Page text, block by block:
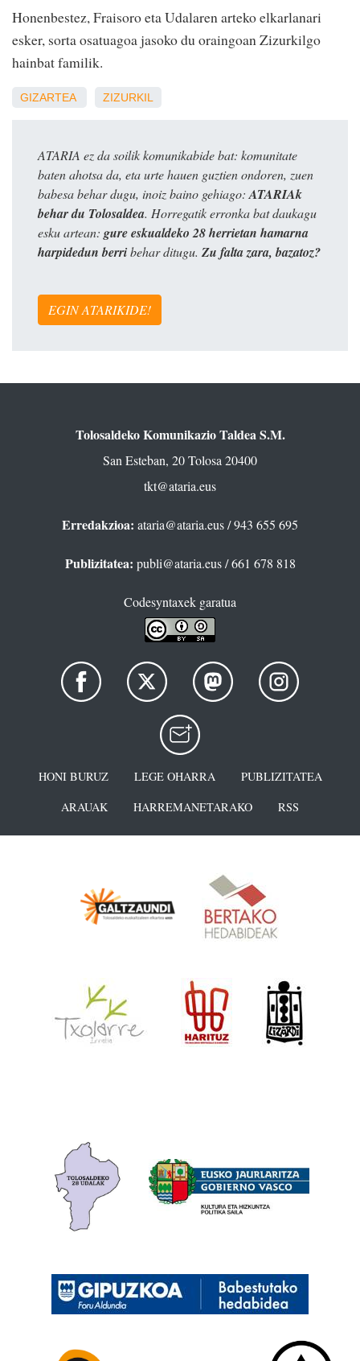
Honenbestez, Fraisoro eta Udalaren arteko elkarlanari
esker, sorta osatuagoa jasoko du oraingoan Zizurkilgo
hainbat familik.
GIZARTEA ZIZURKIL
ATARIA ez da soilik komunikabide bat: komunitate
baten ahotsa da, eta urte hauen guztien ondoren, zuen
babesa behar dugu, inoiz baino gehiago: ATARIAk
behar du Tolosaldea. Horregatik erronka bat daukagu
esku artean: gure eskualdeko 28 herrietan hamarna
harpidedun berribehar ditugu. Zu falta zara, bazatoz?
EGIN ATARIKIDE!
Tolosaldeko Komunikazio Taldea S.M.
San Esteban, 20 Tolosa 20400
tkt@ataria.eus
Erredakzioa: ataria@ataria.eus/ 943 655 695
Publizitatea: publi@ataria.eus/ 661 678 818
Codesyntaxek garatua
HONI BURUZ LEGE OHARRA
PUBLIZITATEA
ARAUAK
HARREMANETARAKO RSS